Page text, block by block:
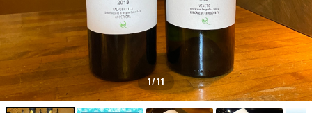
1/11